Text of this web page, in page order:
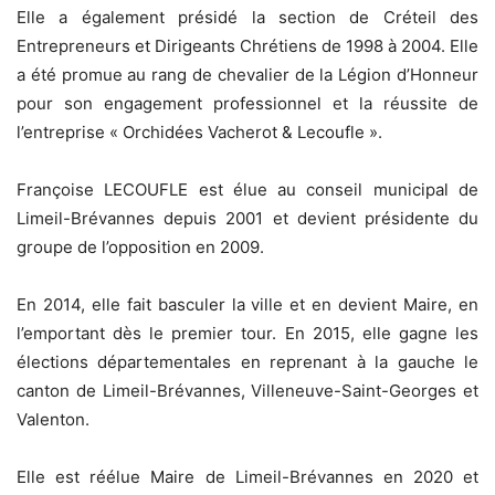
Elle a également présidé la section de Créteil des
Entrepreneurs et Dirigeants Chrétiens de 1998 à 2004. Elle
a été promue au rang de chevalier de la Légion d’Honneur
pour son engagement professionnel et la réussite de
l’entreprise « Orchidées Vacherot & Lecoufle ».
Françoise LECOUFLE est élue au conseil municipal de
Limeil-Brévannes depuis 2001 et devient présidente du
groupe de l’opposition en 2009.
En 2014, elle fait basculer la ville et en devient Maire, en
l’emportant dès le premier tour. En 2015, elle gagne les
élections départementales en reprenant à la gauche le
canton de Limeil-Brévannes, Villeneuve-Saint-Georges et
Valenton.
Elle est réélue Maire de Limeil-Brévannes en 2020 et